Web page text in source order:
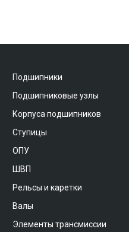
Подшипники
Подшипниковые узлы
Корпуса подшипников
Ступицы
ОПУ
ШВП
Рельсы и каретки
Валы
Элементы трансмиссии